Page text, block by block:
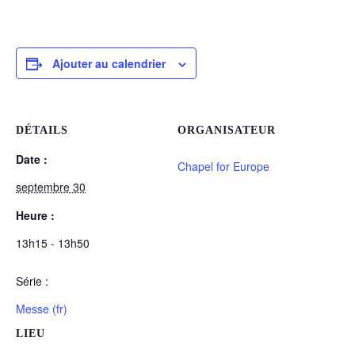
Ajouter au calendrier
DÉTAILS
Date :
septembre 30
Heure :
13h15 - 13h50
Série :
Messe (fr)
LIEU
ORGANISATEUR
Chapel for Europe